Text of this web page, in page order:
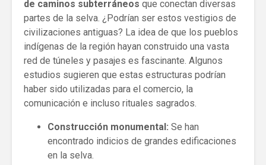
de caminos subterráneos que conectan diversas
partes de la selva. ¿Podrían ser estos vestigios de
civilizaciones antiguas? La idea de que los pueblos
indígenas de la región hayan construido una vasta
red de túneles y pasajes es fascinante. Algunos
estudios sugieren que estas estructuras podrían
haber sido utilizadas para el comercio, la
comunicación e incluso rituales sagrados.
Construcción monumental: Se han
encontrado indicios de grandes edificaciones
en la selva.